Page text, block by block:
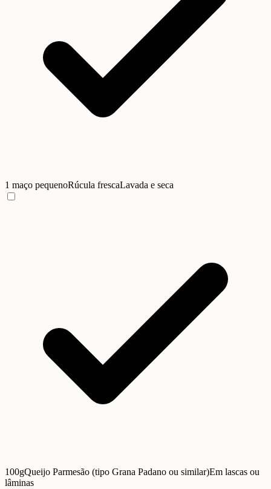
1 maço pequenoRúcula frescaLavada e seca
100gQueijo Parmesão (tipo Grana Padano ou similar)Em lascas ou
lâminas